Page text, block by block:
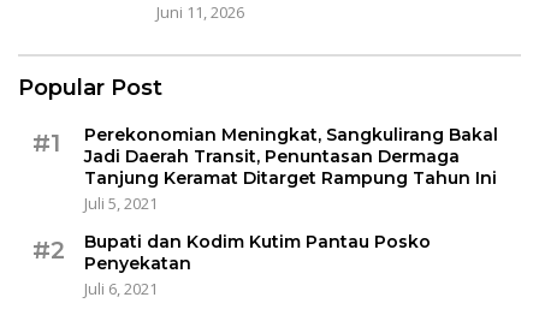
Juni 11, 2026
Popular Post
#1
Perekonomian Meningkat, Sangkulirang Bakal
Jadi Daerah Transit, Penuntasan Dermaga
Tanjung Keramat Ditarget Rampung Tahun Ini
Juli 5, 2021
#2
Bupati dan Kodim Kutim Pantau Posko
Penyekatan
Juli 6, 2021